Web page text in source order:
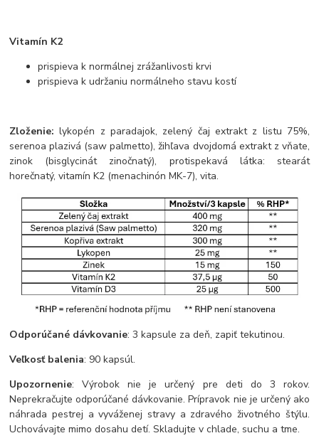
Vitamín K2
prispieva k normálnej zrážanlivosti krvi
prispieva k udržaniu normálneho stavu kostí
Zloženie: lykopén z paradajok, zelený čaj extrakt z listu 75%,
serenoa plazivá (saw palmetto), žihľava dvojdomá extrakt z vňate,
zinok (bisglycinát zinočnatý), protispekavá látka: stearát
horečnatý, vitamín K2 (menachinón MK-7), vita.
Odporúčané dávkovanie: 3 kapsule za deň, zapiť tekutinou.
Veľkosť balenia: 90 kapsúl.
Upozornenie: Výrobok nie je určený pre deti do 3 rokov.
Neprekračujte odporúčané dávkovanie. Prípravok nie je určený ako
náhrada pestrej a vyváženej stravy a zdravého životného štýlu.
Uchovávajte mimo dosahu detí. Skladujte v chlade, suchu a tme.